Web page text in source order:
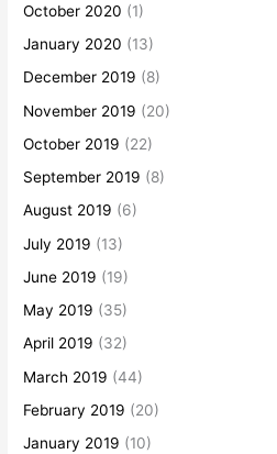
October 2020 (1)
January 2020 (13)
December 2019 (8)
November 2019 (20)
October 2019 (22)
September 2019 (8)
August 2019 (6)
July 2019 (13)
June 2019 (19)
May 2019 (35)
April 2019 (32)
March 2019 (44)
February 2019 (20)
January 2019 (10)